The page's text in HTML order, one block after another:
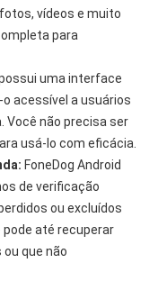
vídeos e muito
para
uma interface
acessível a usuários
Você não precisa ser
usá-lo com eficácia.
FoneDog Android
de verificação
ou excluídos
pode até recuperar
que não